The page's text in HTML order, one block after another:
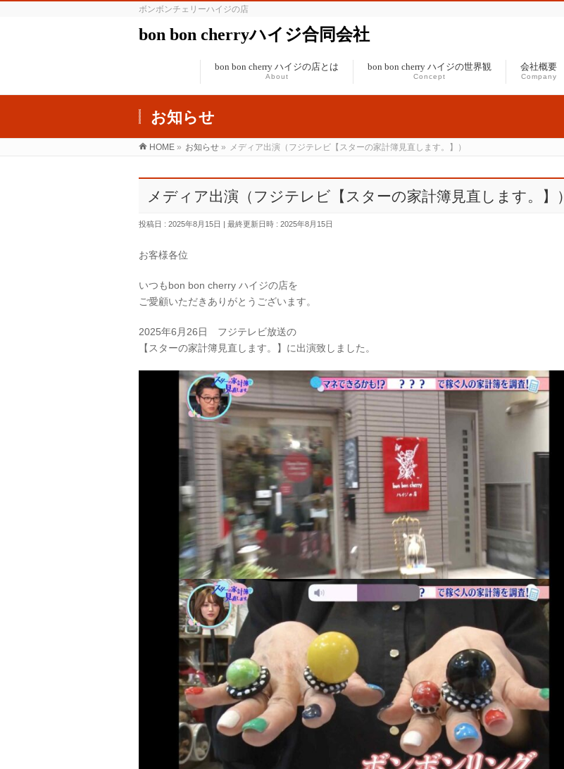
ボンボンチェリーハイジの店
bon bon cherryハイジ合同会社
bon bon cherry ハイジの店とは
About
bon bon cherry ハイジの世界観
Concept
会社概要
Company
お知らせ
HOME » お知らせ » メディア出演（フジテレビ【スターの家計簿見直します。】）
メディア出演（フジテレビ【スターの家計簿見直します。】）
投稿日 : 2025年8月15日 最終更新日時 : 2025年8月15日
お客様各位
いつもbon bon cherry ハイジの店を
ご愛顧いただきありがとうございます。
2025年6月26日 フジテレビ放送の
【スターの家計簿見直します。】に出演致しました。